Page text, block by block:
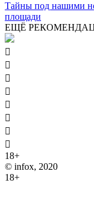
Тайны под нашими
площади
ЕЩЁ








18+
© infox, 2020
18+